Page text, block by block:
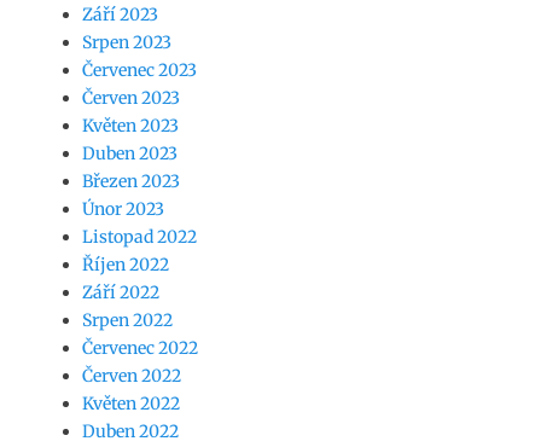
Září 2023
Srpen 2023
Červenec 2023
Červen 2023
Květen 2023
Duben 2023
Březen 2023
Únor 2023
Listopad 2022
Říjen 2022
Září 2022
Srpen 2022
Červenec 2022
Červen 2022
Květen 2022
Duben 2022